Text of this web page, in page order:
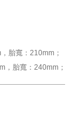
胎寬：210mm；
，胎寬：240mm；